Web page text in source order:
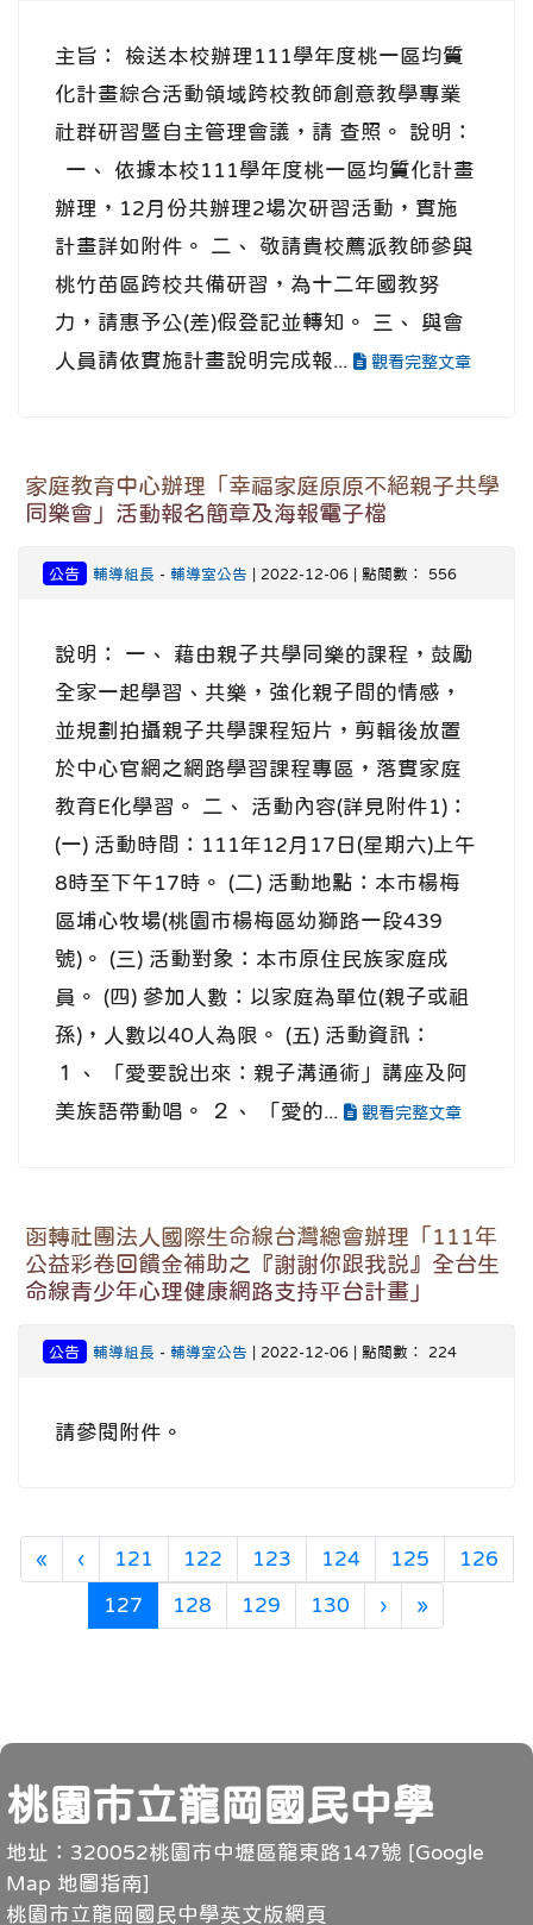
主旨： 檢送本校辦理111學年度桃一區均質
化計畫綜合活動領域跨校教師創意教學專業
社群研習暨自主管理會議，請 查照。 說明：
一、 依據本校111學年度桃一區均質化計畫
辦理，12月份共辦理2場次研習活動，實施
計畫詳如附件。 二、 敬請貴校薦派教師參與
桃竹苗區跨校共備研習，為十二年國教努
力，請惠予公(差)假登記並轉知。 三、 與會
人員請依實施計畫說明完成報...
觀看完整文章
家庭教育中心辦理「幸福家庭原原不絕親子共學
同樂會」活動報名簡章及海報電子檔
公告 輔導組長 - 輔導室公告 | 2022-12-06 | 點閱數： 556
說明： 一、 藉由親子共學同樂的課程，鼓勵
全家一起學習、共樂，強化親子間的情感，
並規劃拍攝親子共學課程短片，剪輯後放置
於中心官網之網路學習課程專區，落實家庭
教育E化學習。 二、 活動內容(詳見附件1)：
(一) 活動時間：111年12月17日(星期六)上午
8時至下午17時。 (二) 活動地點：本市楊梅
區埔心牧場(桃園市楊梅區幼獅路一段439
號)。 (三) 活動對象：本市原住民族家庭成
員。 (四) 參加人數：以家庭為單位(親子或祖
孫)，人數以40人為限。 (五) 活動資訊：
１、 「愛要說出來：親子溝通術」講座及阿
美族語帶動唱。 ２、 「愛的...
觀看完整文章
函轉社團法人國際生命線台灣總會辦理「111年
公益彩卷回饋金補助之『謝謝你跟我説』全台生
命線青少年心理健康網路支持平台計畫」
公告 輔導組長 - 輔導室公告 | 2022-12-06 | 點閱數： 224
請參閱附件。
«第一頁
‹上一頁
121 122 123 124 125 126
127 (目前頁次)
128 129 130 ›下一頁
»
頁尾
桃園市立龍岡國民中學
地址：320052桃園市中壢區龍東路147號 [Google
Map 地圖指南]
桃園市立龍岡國民中學英文版網頁